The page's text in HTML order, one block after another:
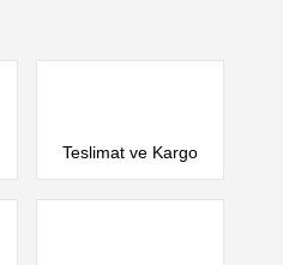
Teslimat ve Kargo